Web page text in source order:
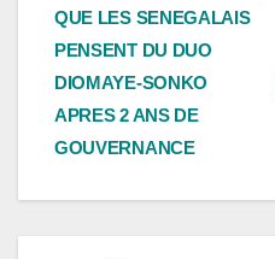
de
l’article
QUE LES SENEGALAIS
PENSENT DU DUO
DIOMAYE-SONKO
APRES 2 ANS DE
GOUVERNANCE